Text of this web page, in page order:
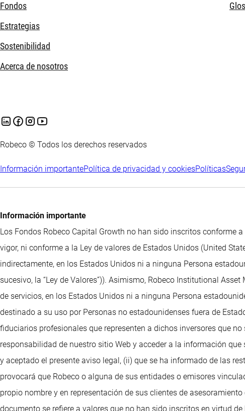
Fondos
Estrategias
Sostenibilidad
Acerca de nosotros
Robeco © Todos los derechos reservados
Información importantePolítica de privacidad y cookiesPolíticas
Información importante
Los Fondos Robeco Capital Growth no han sido inscritos conforme
vigor, ni conforme a la Ley de valores de Estados Unidos (United
indirectamente, en los Estados Unidos ni a ninguna Persona
sucesivo, la “Ley de Valores”)). Asimismo, Robeco Institutional
de servicios, en los Estados Unidos ni a ninguna Persona
destinado a su uso por Personas no estadounidenses fuera de
fiduciarios profesionales que representen a dichos inversores que
responsabilidad de nuestro sitio Web y acceder a la información
y aceptado el presente aviso legal, (ii) que se ha informado de las
provocará que Robeco o alguna de sus entidades o emisores
propio nombre y en representación de sus clientes de
documento se refiere a valores que no han sido inscritos en virtud